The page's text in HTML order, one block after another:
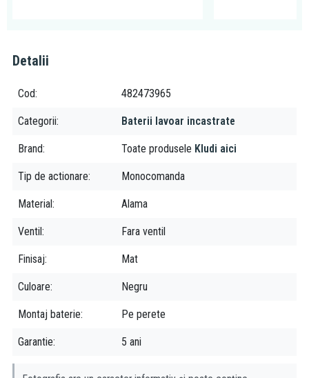
Detalii
Cod 482473965
Categorii Baterii lavoar incastrate
Brand Toate produsele Kludi aici
Tip de actionare Monocomanda
Material Alama
Ventil Fara ventil
Finisaj Mat
Culoare Negru
Montaj baterie Pe perete
Garantie 5 ani